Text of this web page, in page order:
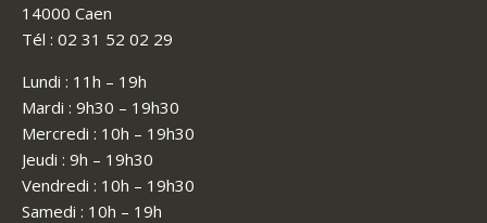
14000 Caen
Tél : 02 31 52 02 29
Lundi : 11h – 19h
Mardi : 9h30 – 19h30
Mercredi : 10h – 19h30
Jeudi : 9h – 19h30
Vendredi : 10h – 19h30
Samedi : 10h – 19h